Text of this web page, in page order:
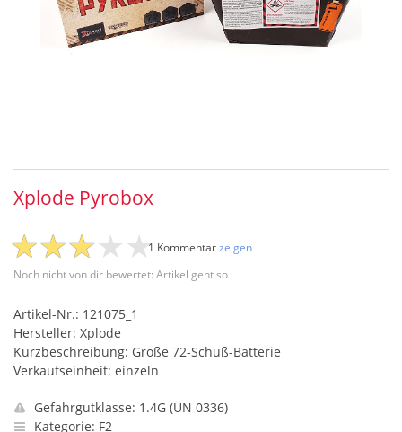
Xplode Pyrobox
Noch nicht von dir bewertet: Artikel geht so
1 Kommentarzeigen
Artikel-Nr.: 121075_1
Hersteller: Xplode
Kurzbeschreibung: Große 72-Schuß-Batterie
Verkaufseinheit: einzeln
Gefahrgutklasse: 1.4G (UN 0336)
Kategorie: F2